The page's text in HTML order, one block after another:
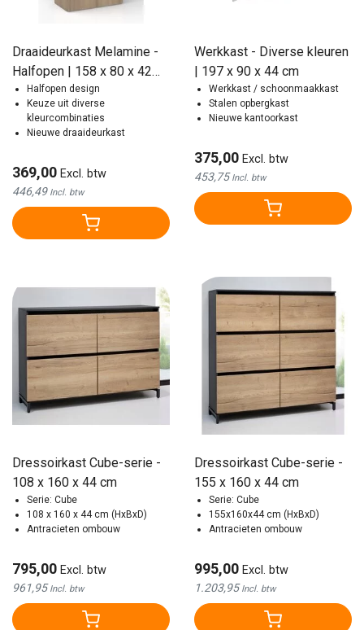
Draaideurkast Melamine -
Halfopen | 158 x 80 x 42
cmHalfopen design
Keuze uit diverse
kleurcombinaties
Nieuwe draaideurkast
369,00 Excl. btw
446,49 Incl. btw
Werkkast - Diverse kleuren
| 197 x 90 x 44 cm
Werkkast / schoonmaakkast
Stalen opbergkast
Nieuwe kantoorkast
375,00 Excl. btw
453,75Incl. btw
Dressoirkast Cube-serie -
108 x 160 x 44 cm
Serie: Cube
108 x 160 x 44 cm (HxBxD)
Antracieten ombouw
795,00 Excl. btw
961,95Incl. btw
Dressoirkast Cube-serie -
155 x 160 x 44 cm
Serie: Cube
155x160x44 cm (HxBxD)
Antracieten ombouw
995,00 Excl. btw
1.203,95Incl. btw